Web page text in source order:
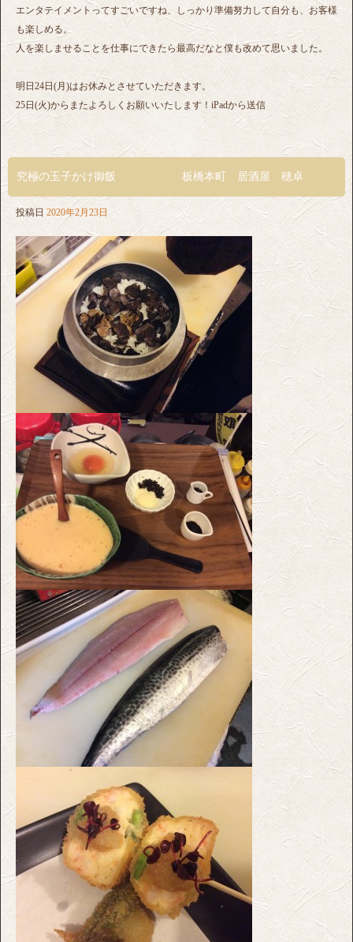
エンタテイメントってすごいですね、しっかり準備努力して自分も、お客様
も楽しめる。
人を楽しませることを仕事にできたら最高だなと僕も改めて思いました。
明日24日(月)はお休みとさせていただきます。
25日(火)からまたよろしくお願いいたします！iPadから送信
究極の玉子かけ御飯 板橋本町 居酒屋 穂卓
投稿日 2020年2月23日